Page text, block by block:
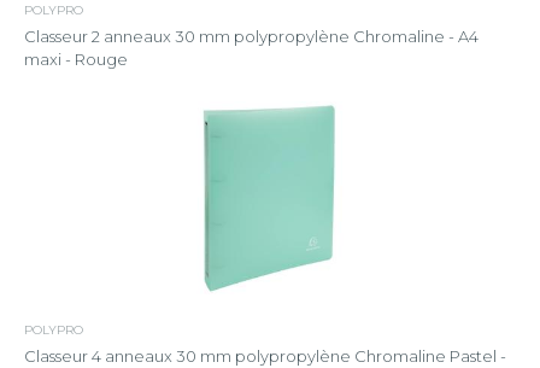
POLYPRO
Classeur 2 anneaux 30 mm polypropylène Chromaline - A4
maxi - Rouge
POLYPRO
Classeur 4 anneaux 30 mm polypropylène Chromaline Pastel -